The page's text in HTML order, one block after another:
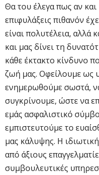
Θα του έλεγα πως αν και
επιφυλάξεις πιθανόν
είναι πολυτέλεια, αλλά
και μας δίνει τη
κάθε έκτακτο κίνδυνο
ζωή μας. Οφείλουμε ως
ενημερωθούμε σωστά,
συγκρίνουμε, ώστε να
εμάς ασφαλιστικό
εμπιστευτούμε το
μας κάλυψης. Η
από άξιους
συμβουλευτικές